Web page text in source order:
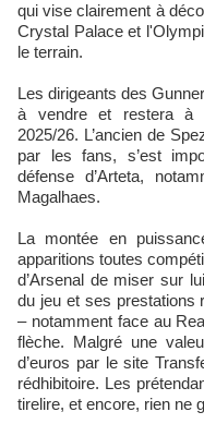
qui vise clairement à
Crystal Palace et
le terrain.
Les dirigeants des
à vendre et restera à
2025/26. L’ancien de
par les fans, s’est
défense d’Arteta,
Magalhaes.
La montée en
apparitions toutes
d’Arsenal de miser sur
du jeu et ses prestations
– notamment face au
flèche. Malgré une
d’euros par le site
rédhibitoire. Les
tirelire, et encore, rien ne